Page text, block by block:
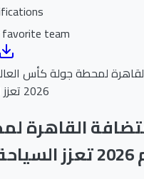
team
لمحطة جولة كأس
2026 تعزز السياحة الرياضية
القاهرة